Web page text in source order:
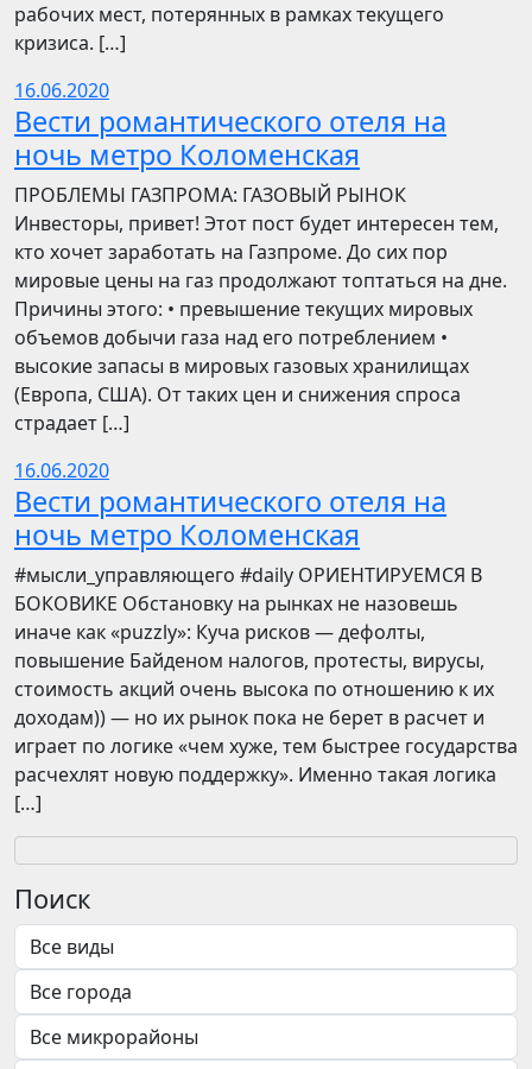
рабочих мест, потерянных в рамках текущего
кризиса. […]
16.06.2020
Вести романтического отеля на
ночь метро Коломенская
ПРОБЛЕМЫ ГАЗПРОМА: ГАЗОВЫЙ РЫНОК
Инвесторы, привет! Этот пост будет интересен тем,
кто хочет заработать на Газпроме. До сих пор
мировые цены на газ продолжают топтаться на дне.
Причины этого: • превышение текущих мировых
объемов добычи газа над его потреблением •
высокие запасы в мировых газовых хранилищах
(Европа, США). От таких цен и снижения спроса
страдает […]
16.06.2020
Вести романтического отеля на
ночь метро Коломенская
​​#мысли_управляющего #daily ОРИЕНТИРУЕМСЯ В
БОКОВИКЕ Обстановку на рынках не назовешь
иначе как «puzzly»: Куча рисков — дефолты,
повышение Байденом налогов, протесты, вирусы,
стоимость акций очень высока по отношению к их
доходам)) — но их рынок пока не берет в расчет и
играет по логике «чем хуже, тем быстрее государства
расчехлят новую поддержку». Именно такая логика
[…]
Поиск